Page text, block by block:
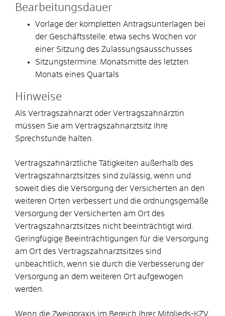
Bearbeitungsdauer
Vorlage der kompletten Antragsunterlagen bei
der Geschäftsstelle: etwa sechs Wochen vor
einer Sitzung des Zulassungsausschusses
Sitzungstermine: Monatsmitte des letzten
Monats eines Quartals
Hinweise
Als Vertragszahnarzt oder Vertragszahnärztin
müssen Sie am Vertragszahnarztsitz Ihre
Sprechstunde halten.
Vertragszahnärztliche Tätigkeiten außerhalb des
Vertragszahnarztsitzes sind zulässig, wenn und
soweit dies die Versorgung der Versicherten an den
weiteren Orten verbessert und die ordnungsgemäße
Versorgung der Versicherten am Ort des
Vertragszahnarztsitzes nicht beeinträchtigt wird.
Geringfügige Beeinträchtigungen für die Versorgung
am Ort des Vertragszahnarztsitzes sind
unbeachtlich, wenn sie durch die Verbesserung der
Versorgung an dem weiteren Ort aufgewogen
werden.
Wenn die Zweigpraxis im Bereich Ihrer Mitglieds-KZV